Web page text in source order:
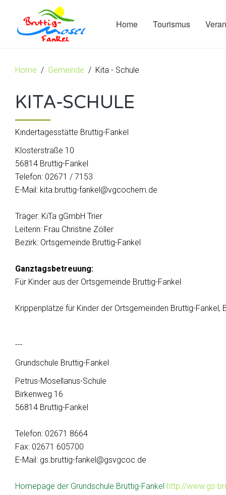
Home Tourismus
Home Gemeinde Kita - Schule
KITA-SCHULE
Kindertagesstätte Bruttig-Fankel
Klosterstraße 10
56814 Bruttig-Fankel
Telefon: 02671 / 7153
E-Mail: kita.bruttig-fankel@vgcochem.de
Träger: KiTa gGmbH Trier
Leiterin: Frau Christine Zöller
Bezirk: Ortsgemeinde Bruttig-Fankel
Ganztagsbetreuung:
Für Kinder aus der Ortsgemeinde Bruttig-Fankel
Krippenplätze für Kinder der Ortsgemeinden Bruttig-Fankel,
---
Grundschule Bruttig-Fankel
Petrus-Mosellanus-Schule
Birkenweg 16
56814 Bruttig-Fankel
Telefon: 02671 8664
Fax: 02671 605700
E-Mail: gs.bruttig-fankel@gsvgcoc.de
Homepage der Grundschule Bruttig-Fankel http://www.gs-